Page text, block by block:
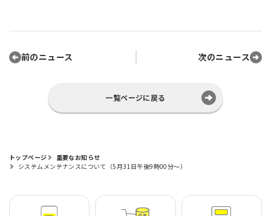
前のニュース 次のニュース
一覧ページに戻る
トップページ
重要なお知らせ
システムメンテナンスについて（5月31日午後9時00分～）